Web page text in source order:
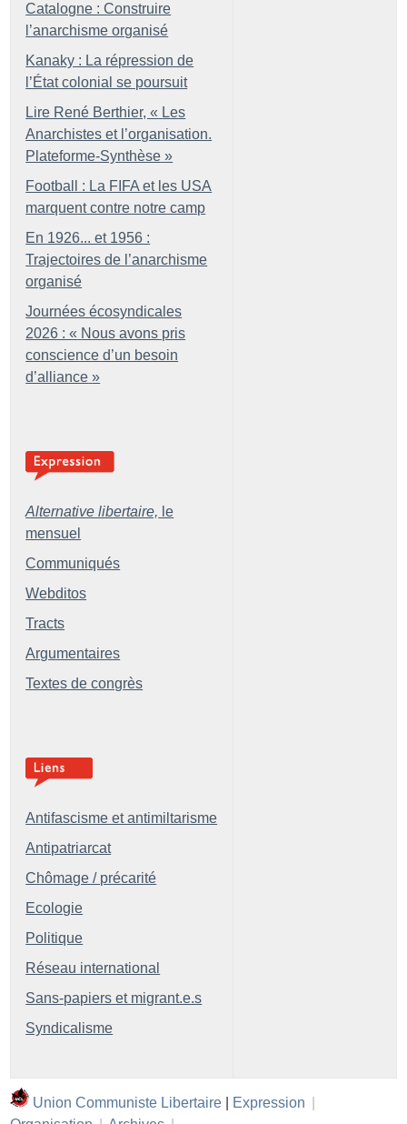
Catalogne : Construire
l’anarchisme organisé
Kanaky : La répression de
l’État colonial se poursuit
Lire René Berthier, « Les
Anarchistes et l’organisation.
Plateforme-Synthèse »
Football : La FIFA et les USA
marquent contre notre camp
En 1926... et 1956 :
Trajectoires de l’anarchisme
organisé
Journées écosyndicales
2026 : « Nous avons pris
conscience d’un besoin
d’alliance »
Alternative libertaire, le
mensuel
Communiqués
Webditos
Tracts
Argumentaires
Textes de congrès
Antifascisme et antimiltarisme
Antipatriarcat
Chômage / précarité
Ecologie
Politique
Réseau international
Sans-papiers et migrant.e.s
Syndicalisme
Union Communiste Libertaire Expression